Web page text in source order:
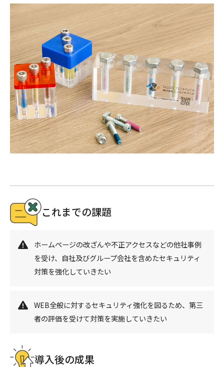
これまでの課題
ホームページの改ざんや不正アクセスなどの他社事例
を受け、自社及びグループ会社を含めたセキュリティ
対策を強化していきたい
WEB全般に対するセキュリティ強化を図るため、第三
者の評価を受けて対策を実施していきたい
導入後の成果